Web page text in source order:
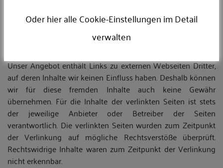
Inhalte umgehend entfernen.
Unser Angebot enthält Links zu externen Webseiten Dritter,
auf deren Inhalte wir keinen Einfluss haben. Deshalb können
wir für diese fremden Inhalte auch keine Gewähr
übernehmen. Für die Inhalte der verlinkten Seiten ist stets
der jeweilige Anbieter oder Betreiber der Seiten
verantwortlich. Die verlinkten Seiten wurden zum Zeitpunkt
der Verlinkung auf mögliche Rechtsverstöße überprüft.
Rechtswidrige Inhalte waren zum Zeitpunkt der Verlinkung
nicht erkennbar.
Oder hier alle Cookie-Einstellungen im Detail
verwalten